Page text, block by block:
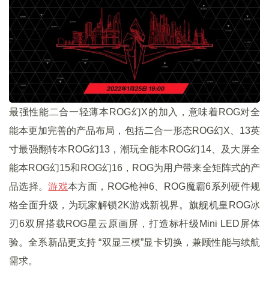
最强性能二合一轻薄本ROG幻X的加入，意味着ROG对全
能本更加完善的产品布局，包括二合一形态ROG幻X、13英
寸最强翻转本ROG幻13，潮玩全能本ROG幻14、及大屏全
能本ROG幻15和ROG幻16，ROG为用户带来全矩阵式的产
品选择。游戏本方面，ROG枪神6、ROG魔霸6系列硬件规
格全面升级，为玩家解锁2K游戏新视界。旗舰机皇ROG冰
刃6双屏搭载ROG星云原画屏，打造标杆级Mini LED屏体
验。全系新品更支持 “双显三模”显卡切换，兼顾性能与续航
需求。